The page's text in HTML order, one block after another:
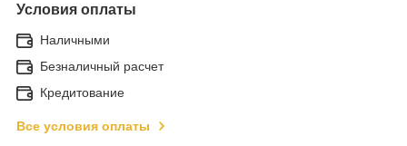
Условия оплаты
Наличными
Безналичный расчет
Кредитование
Все условия оплаты